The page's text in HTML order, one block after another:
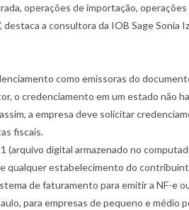
operações de importação,
a consultora da IOB Sage Sonia
como emissoras do
o credenciamento em um estado não
a empresa deve solicitar
fiscais.
digital armazenado no
qualquer estabelecimento do
de faturamento para emitir a NF-e
para empresas de pequeno e médio